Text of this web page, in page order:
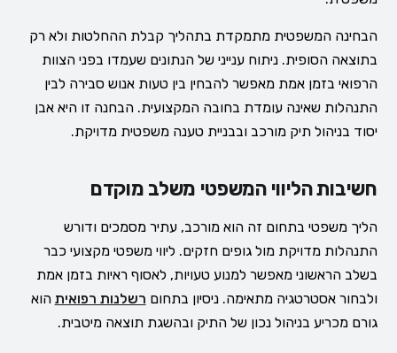
הבחינה המשפטית מתמקדת בתהליך קבלת ההחלטות ולא רק
בתוצאה הסופית. ניתוח ענייני של הנתונים שעמדו בפני הצוות
הרפואי בזמן אמת מאפשר להבחין בין טעות אנוש סבירה לבין
התנהלות שאינה עומדת בחובה המקצועית. הבחנה זו היא אבן
יסוד בניהול תיק מורכב ובבניית טענה משפטית מדויקת.
חשיבות הליווי המשפטי משלב מוקדם
הליך משפטי בתחום זה הוא מורכב, עתיר מסמכים ודורש
התנהלות מדויקת מול גופים חזקים. ליווי משפטי מקצועי כבר
בשלב הראשוני מאפשר למנוע טעויות, לאסוף ראיות בזמן אמת
ולבחור אסטרטגיה מתאימה. ניסיון בתחום רשלנות רפואית הוא
גורם מכריע בניהול נכון של התיק ובהשגת תוצאה מיטבית.